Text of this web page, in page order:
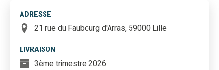
ADRESSE
21 rue du Faubourg d'Arras, 59000 Lille
LIVRAISON
3ème trimestre 2026